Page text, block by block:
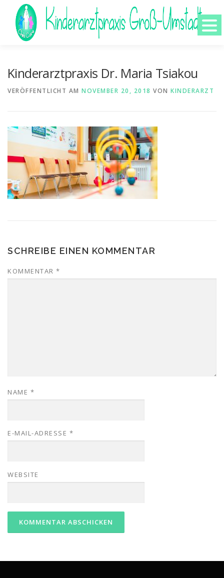
springen
KONTAKT
Kinderarztpraxis Dr. Maria Tsiakou
VERÖFFENTLICHT AM NOVEMBER 20, 2018 VON KINDERARZT
SCHREIBE EINEN KOMMENTAR
KOMMENTAR *
NAME *
E-MAIL-ADRESSE *
WEBSITE